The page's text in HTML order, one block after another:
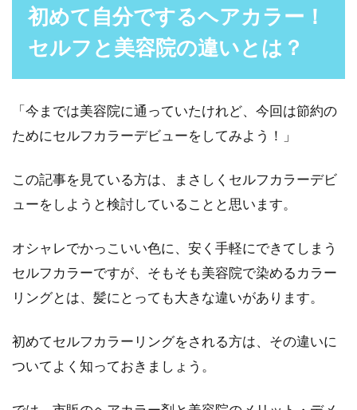
を参考にしても...
髪の毛をコンパクトにまとめる！カ
ツラのネットの使い方
五分刈りのような短いヘアスタイルの場合必要
あるなら、カツラ...
ブラシとドライヤーでセルフスタイ
リング！使い方もご紹介！
ている方は、どのくらいいるでしょうか？もし
かしたら、一...
初めて自分でするヘアカラー！
セルフと美容院の違いとは？
「今までは美容院に通っていたけれど、今回は節約の
ためにセルフカラーデビューをしてみよう！」
この記事を見ている方は、まさしくセルフカラーデビ
ューをしようと検討していることと思います。
オシャレでかっこいい色に、安く手軽にできてしまう
セルフカラーですが、そもそも美容院で染めるカラー
リングとは、髪にとっても大きな違いがあります。
初めてセルフカラーリングをされる方は、その違いに
ついてよく知っておきましょう。